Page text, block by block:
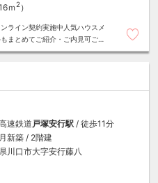
ｍ 2）
ライン契約実施中人気ハウスメ
まとめてご紹介・ご内見可ご予
速鉄道 戸塚安行駅 / 徒歩11分
新築 / 2階建
川口市大字安行藤八